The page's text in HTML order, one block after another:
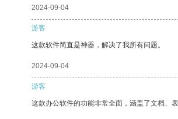
2024-09-04
游客
这款软件简直是神器，解决了我所有问题。
2024-09-04
游客
这款办公软件的功能非常全面，涵盖了文档、